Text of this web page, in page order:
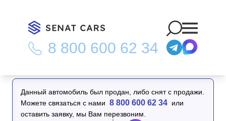
8 800 600 62 34
Главная Каталог/Kia Carnival HEV 9seater Signature 2WD
Данный автомобиль был продан, либо снят с продажи.
Можете связаться с нами 8 800 600 62 34 или
оставить заявку, мы Вам перезвоним.